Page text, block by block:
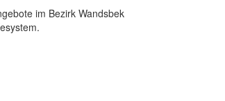
im Bezirk Wandsbek